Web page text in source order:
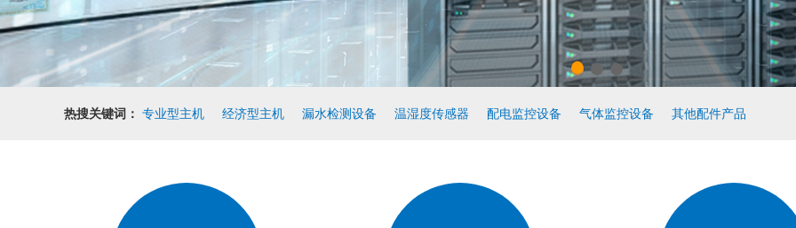
热搜关键词： 专业型主机 经济型主机 漏水检测设备 温湿度传感器 配电监控设备 气体监控设备 其他配件产品